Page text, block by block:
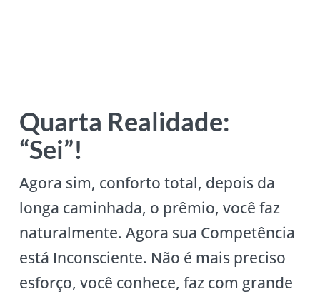
Quarta Realidade:
“Sei”!
Agora sim, conforto total, depois da
longa caminhada, o prêmio, você faz
naturalmente. Agora sua Competência
está Inconsciente. Não é mais preciso
esforço, você conhece, faz com grande